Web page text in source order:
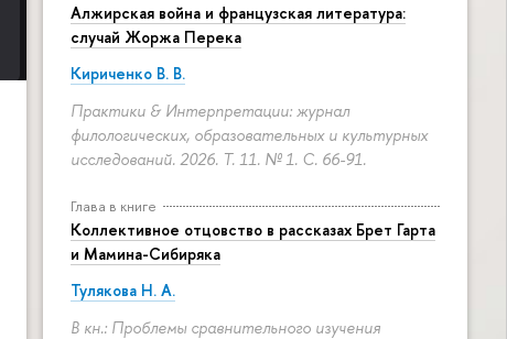
Алжирская война и французская литература:
случай Жоржа Перека
Кириченко В. В.
Практики & Интерпретации: журнал
филологических, образовательных и культурных
исследований. 2026. Т. 11. № 1. С. 66-91.
Глава в книге
Коллективное отцовство в рассказах Брет Гарта
и Мамина-Сибиряка
Тулякова Н. А.
В кн.: Проблемы сравнительного изучения